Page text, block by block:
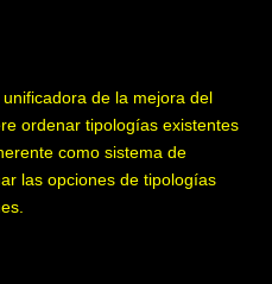
de la mejora del
ordenar tipologías existentes
como sistema de
las opciones de tipologías